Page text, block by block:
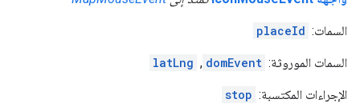
السمات: placeId
السمات الموروثة: domEvent
,
latLng
الإجراءات المكتسبة: stop